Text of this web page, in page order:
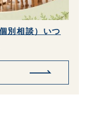
別相談）いつ